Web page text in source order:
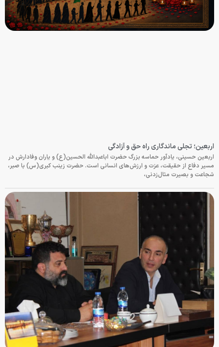
اربعین؛ تجلی ماندگاری راه حق و آزادگی
اربعین حسینی، یادآور حماسه بزرگ حضرت اباعبدالله الحسین(ع) و یاران وفادارش در
مسیر دفاع از حقیقت، عزت و ارزش‌های انسانی است. حضرت زینب کبری(س) با صبر،
شجاعت و بصیرت مثال‌زدنی،